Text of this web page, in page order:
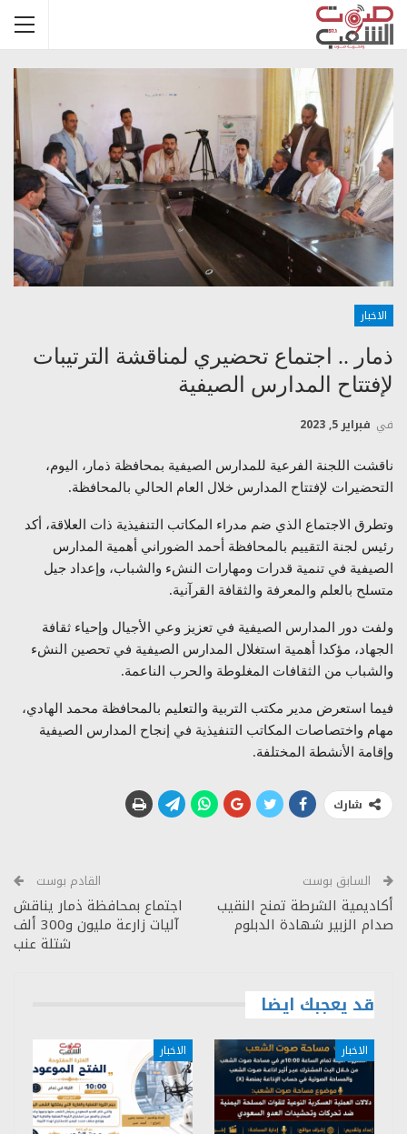
الاخبار
ذمار .. اجتماع تحضيري لمناقشة الترتيبات
لإفتتاح المدارس الصيفية
في فبراير 5, 2023
ناقشت اللجنة الفرعية للمدارس الصيفية بمحافظة ذمار، اليوم،
التحضيرات لإفتتاح المدارس خلال العام الحالي بالمحافظة.
وتطرق الاجتماع الذي ضم مدراء المكاتب التنفيذية ذات العلاقة، أكد
رئيس لجنة التقييم بالمحافظة أحمد الضوراني أهمية المدارس
الصيفية في تنمية قدرات ومهارات النشء والشباب، وإعداد جيل
متسلح بالعلم والمعرفة والثقافة القرآنية.
ولفت دور المدارس الصيفية في تعزيز وعي الأجيال وإحياء ثقافة
الجهاد، مؤكدا أهمية استغلال المدارس الصيفية في تحصين النشء
والشباب من الثقافات المغلوطة والحرب الناعمة.
فيما استعرض مدير مكتب التربية والتعليم بالمحافظة محمد الهادي،
مهام واختصاصات المكاتب التنفيذية في إنجاح المدارس الصيفية
وإقامة الأنشطة المختلفة.
شارك
السابق بوست
أكاديمية الشرطة تمنح النقيب
صدام الزبير شهادة الدبلوم
القادم بوست
اجتماع بمحافظة ذمار يناقش
آليات زارعة مليون و300 ألف
شتلة عنب
قد يعجبك ايضا
الاخبار الاخبار